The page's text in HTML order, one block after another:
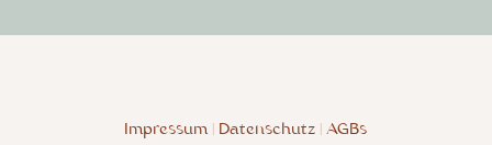
Impressum | Datenschutz |AGBs